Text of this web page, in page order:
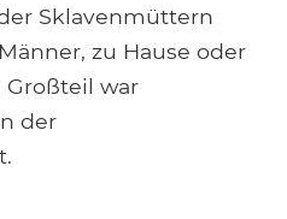
Sklavenmüttern
zu Hause oder
Großteil war
der